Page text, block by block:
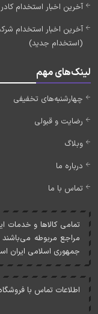
آخرین اخبار استخدام کادر اداری
(استخدام جدید)
لینک‌های مهم
چهارشنبه‌های تخفیفی
رضایت و قبولی
وبلاگ
درباره ما
تماس با ما
تمامی کالاها و خدمات
مراجع مربوطه
جمهوری اسلامی ايران
اطلاعات تماس با